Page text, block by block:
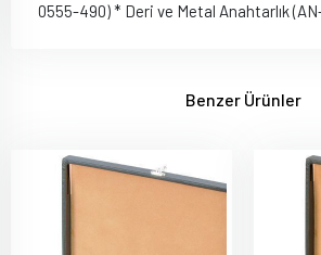
0555-490) * Deri ve Metal Anahtarlık
Benzer Ürünler